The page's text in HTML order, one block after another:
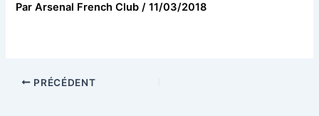
ParArsenal French Club/11/03/2018
PRÉCÉDENT